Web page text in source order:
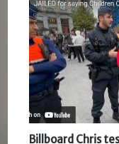
Billboard Chris